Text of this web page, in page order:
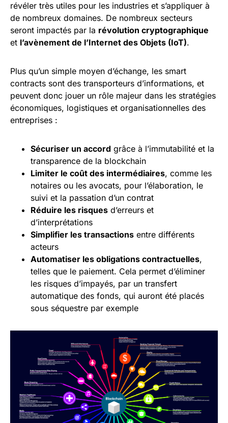
révéler très utiles pour les industries et s’appliquer à
de nombreux domaines. De nombreux secteurs
seront impactés par la révolution cryptographique
et l’avènement de l’Internet des Objets (IoT).
Plus qu’un simple moyen d’échange, les smart
contracts sont des transporteurs d’informations, et
peuvent donc jouer un rôle majeur dans les stratégies
économiques, logistiques et organisationnelles des
entreprises :
Sécuriser un accord grâce à l’immutabilité et la
transparence de la blockchain
Limiter le coût des intermédiaires, comme les
notaires ou les avocats, pour l’élaboration, le
suivi et la passation d’un contrat
Réduire les risques d’erreurs et
d’interprétations
Simplifier les transactions entre différents
acteurs
Automatiser les obligations contractuelles,
telles que le paiement. Cela permet d’éliminer
les risques d’impayés, par un transfert
automatique des fonds, qui auront été placés
sous séquestre par exemple